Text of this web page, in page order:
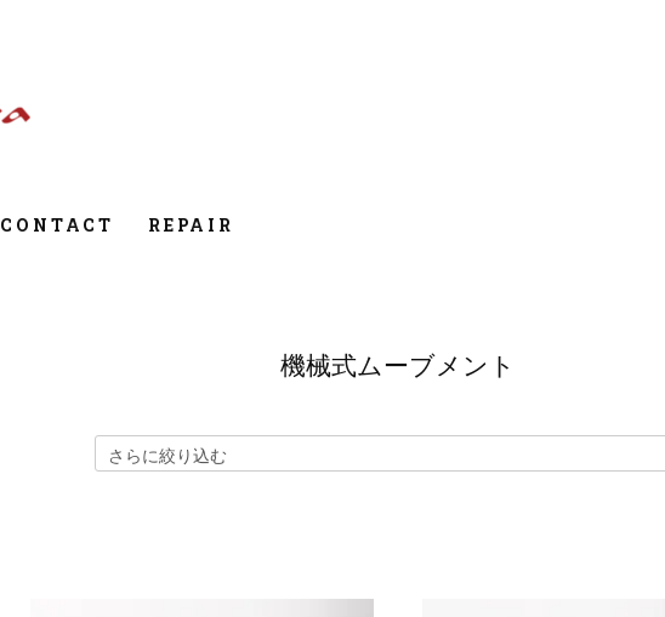
CONTACT REPAIR
機械式ムーブメント